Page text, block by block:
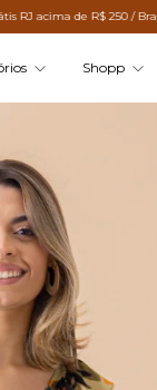
R$ 250 / Brasil R$ 399 ❀
Shopp